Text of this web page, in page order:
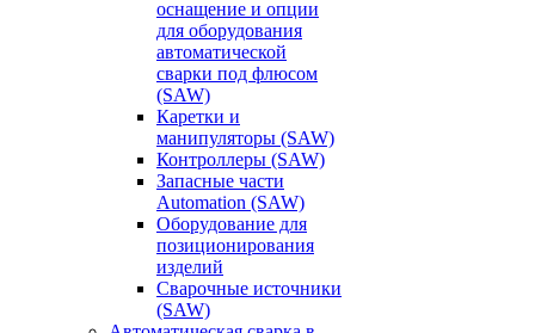
оснащение и опции
для оборудования
автоматической
сварки под флюсом
(SAW)
Каретки и
манипуляторы (SAW)
Контроллеры (SAW)
Запасные части
Automation (SAW)
Оборудование для
позиционирования
изделий
Сварочные источники
(SAW)